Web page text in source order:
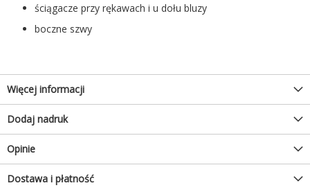
ściągacze przy rękawach i u dołu bluzy
boczne szwy
Więcej informacji
Dodaj nadruk
Opinie
Dostawa i płatność